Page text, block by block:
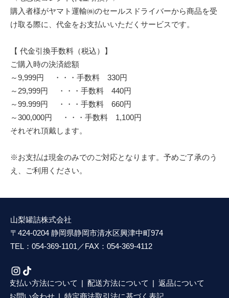
購入者様がヤマト運輸㈱のセールスドライバーから商品を受
け取る際に、代金をお支払いいただくサービスです。
【 代金引換手数料（税込）】
ご購入時の決済総額
～9,999円 ・・・手数料 330円
～29,999円 ・・・手数料 440円
～99.999円 ・・・手数料 660円
～300,000円 ・・・手数料 1,100円
それぞれ頂戴します。
※お支払は現金のみでのご対応となります。予めご了承のう
え、ご利用ください。
山梨罐詰株式会社
〒424-0204 静岡県静岡市清水区興津中町974
TEL：054-369-1101／FAX：054-369-4112
支払い方法について 配送方法について
返品について
お問い合わせ
特定商法取引法に基づく表記